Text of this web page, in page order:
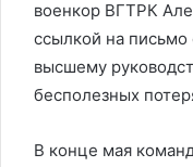
военкор ВГТРК
ссылкой на
высшему
бесполезных
В конце мая